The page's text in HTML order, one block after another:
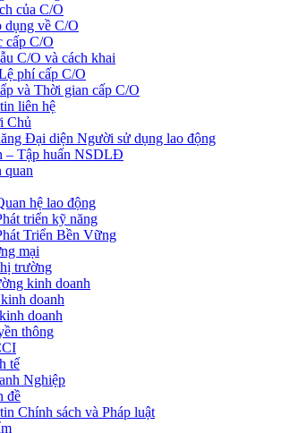
của C/O
dụng về C/O
cấp C/O
C/O và cách khai
phí cấp C/O
và Thời gian cấp C/O
liên hệ
Chủ
Đại diện Người sử dụng lao động
– Tập huấn NSDLĐ
quan
hệ lao động
triển kỹ năng
Triển Bền Vững
mại
trường
kinh doanh
doanh
doanh
thông
tế
Nghiệp
đề
Chính sách và Pháp luật